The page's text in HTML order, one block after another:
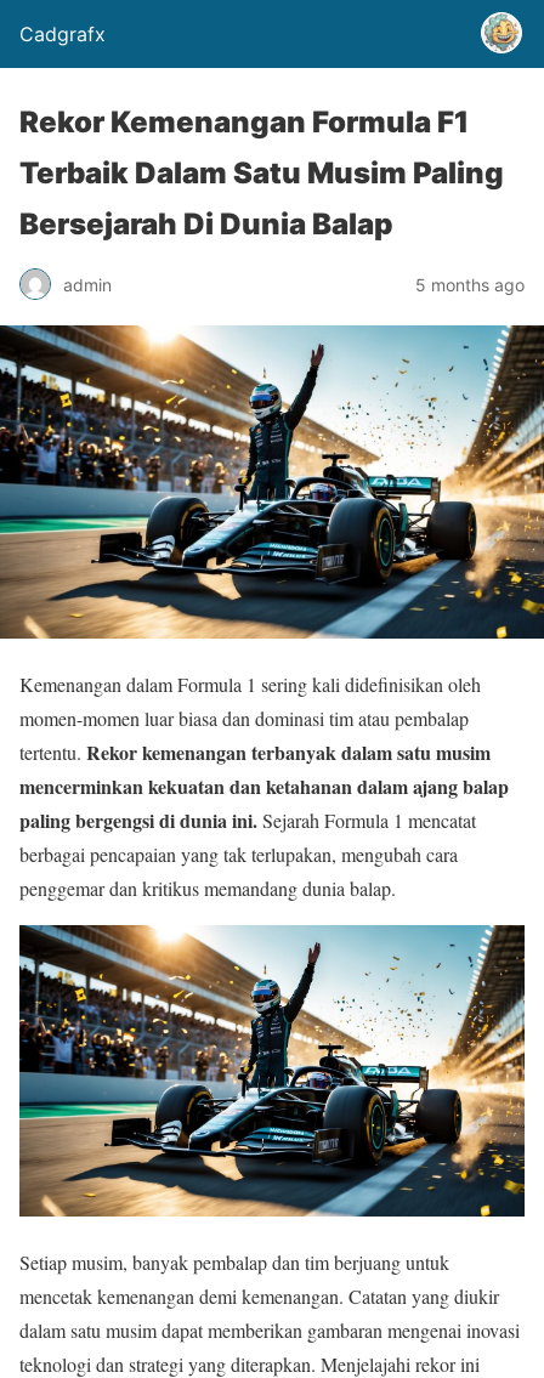
Cadgrafx
Rekor Kemenangan Formula F1
Terbaik Dalam Satu Musim Paling
Bersejarah Di Dunia Balap
admin 5 months ago
Kemenangan dalam Formula 1 sering kali didefinisikan oleh
momen-momen luar biasa dan dominasi tim atau pembalap
tertentu. Rekor kemenangan terbanyak dalam satu musim
mencerminkan kekuatan dan ketahanan dalam ajang balap
paling bergengsi di dunia ini.Sejarah Formula 1 mencatat
berbagai pencapaian yang tak terlupakan, mengubah cara
penggemar dan kritikus memandang dunia balap.
Setiap musim, banyak pembalap dan tim berjuang untuk
mencetak kemenangan demi kemenangan. Catatan yang diukir
dalam satu musim dapat memberikan gambaran mengenai inovasi
teknologi dan strategi yang diterapkan. Menjelajahi rekor ini